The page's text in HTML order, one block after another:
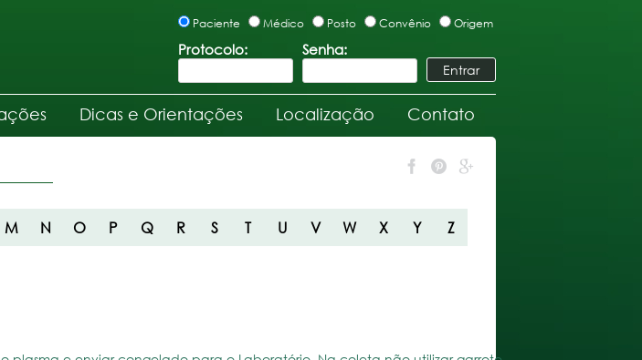
Paciente Médico Posto Convênio Origem
Protocolo: Senha:
Dicas e Orientações Localização Contato
M N O P Q R S T U V W X Y Z